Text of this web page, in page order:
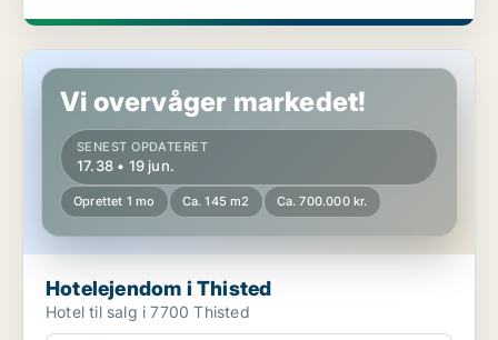
Hotelejendom i Thisted
Vi overvåger markedet!
SENEST OPDATERET
17.38 • 19 jun.
Oprettet 1 mo Ca. 145 m2 Ca. 700.000 kr.
Hotelejendom i Thisted
Hotel til salg i 7700 Thisted